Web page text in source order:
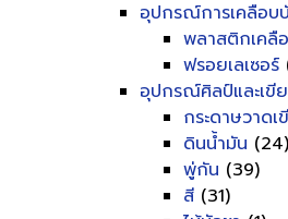
อุปกรณ์การเคลือบ
พลาสติกเคลื
ฟรอยเลเซอร์
อุปกรณ์ศิลป์และเขี
กระดาษวาด
ดินน้ำมัน (24)
พู่กัน (39)
สี (31)